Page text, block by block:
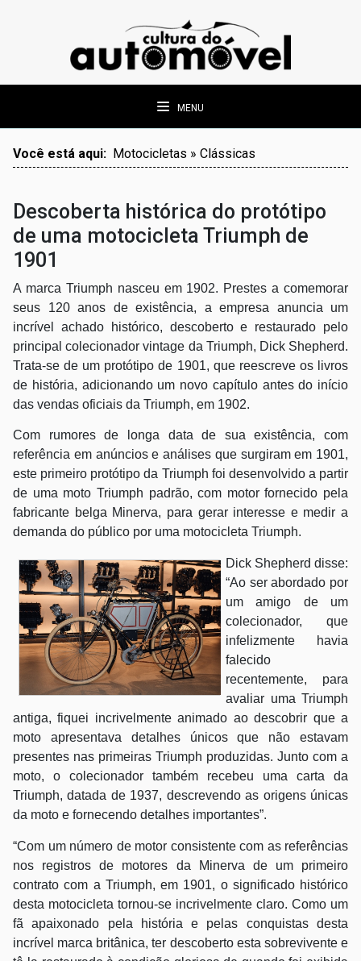
MENU
Você está aqui: Motocicletas » Clássicas
Descoberta histórica do protótipo
de uma motocicleta Triumph de
1901
A marca Triumph nasceu em 1902. Prestes a comemorar
seus 120 anos de existência, a empresa anuncia um
incrível achado histórico, descoberto e restaurado pelo
principal colecionador vintage da Triumph, Dick Shepherd.
Trata-se de um protótipo de 1901, que reescreve os livros
de história, adicionando um novo capítulo antes do início
das vendas oficiais da Triumph, em 1902.
Com rumores de longa data de sua existência, com
referência em anúncios e análises que surgiram em 1901,
este primeiro protótipo da Triumph foi desenvolvido a partir
de uma moto Triumph padrão, com motor fornecido pela
fabricante belga Minerva, para gerar interesse e medir a
demanda do público por uma motocicleta Triumph.
Dick Shepherd disse:
“Ao ser abordado por
um amigo de um
colecionador, que
infelizmente havia
falecido
recentemente, para
avaliar uma Triumph
antiga, fiquei incrivelmente animado ao descobrir que a
moto apresentava detalhes únicos que não estavam
presentes nas primeiras Triumph produzidas. Junto com a
moto, o colecionador também recebeu uma carta da
Triumph, datada de 1937, descrevendo as origens únicas
da moto e fornecendo detalhes importantes”.
“Com um número de motor consistente com as referências
nos registros de motores da Minerva de um primeiro
contrato com a Triumph, em 1901, o significado histórico
desta motocicleta tornou-se incrivelmente claro. Como um
fã apaixonado pela história e pelas conquistas desta
incrível marca britânica, ter descoberto esta sobrevivente e